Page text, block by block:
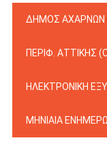
ΔΗΜΟΣ ΑΧΑΡΝΩΝ
ΠΕΡΙΦ. ΑΤΤΙΚΗΣ
ΗΛΕΚΤΡΟΝΙΚΗ
ΜΗΝΙΑΙΑ